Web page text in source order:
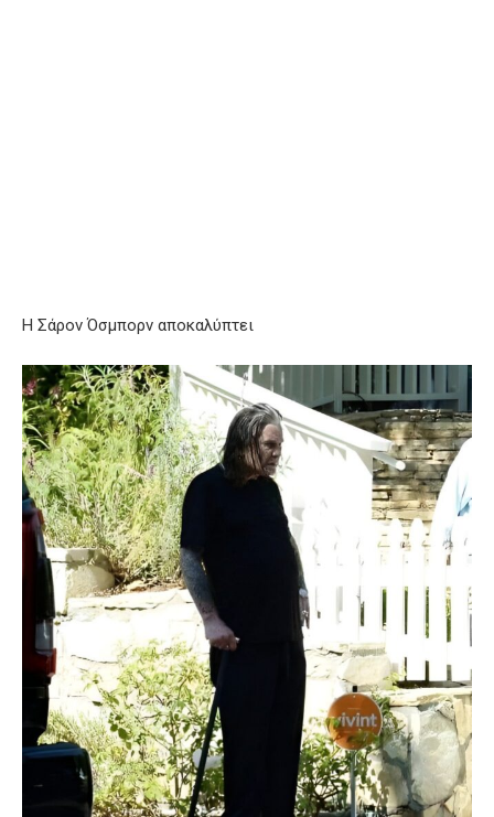
Η Σάρον Όσμπορν αποκαλύπτει